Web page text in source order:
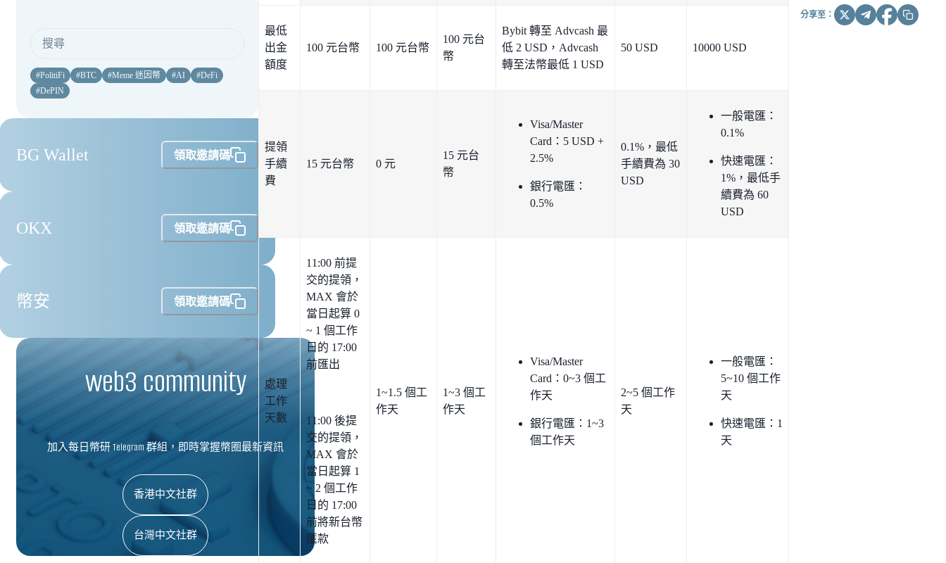
#PolitiFi #BTC #Meme 迷因幣 #AI #DeFi
#DePIN
BG Wallet 領取邀請碼
OKX 領取邀請碼
幣安 領取邀請碼
web3 community
加入每日幣研 Telegram 群組，即時掌握幣圈最新資訊
香港中文社群
台灣中文社群
最低
出金
額度
100 元台幣 100 元台幣
100 元台
幣
Bybit 轉至 Advcash 最
低 2 USD，Advcash
轉至法幣最低 1 USD
50 USD 10000 USD
提領
手續
費
15 元台幣 0 元
15 元台
幣
Visa/Master
Card：5 USD +
2.5%
銀行電匯：
0.5%
0.1%，最低
手續費為 30
USD
一般電匯：
0.1%
快速電匯：
1%，最低手
續費為 60
USD
處理
工作
天數
11:00 前提
交的提領，
MAX 會於
當日起算 0
~ 1 個工作
日的 17:00
前匯出
11:00 後提
交的提領，
MAX 會於
當日起算 1
~ 2 個工作
日的 17:00
前將新台幣
匯款
1~1.5 個工
作天
1~3 個工
作天
Visa/Master
Card：0~3 個工
作天
銀行電匯：1~3
個工作天
2~5 個工作
天
一般電匯：
5~10 個工作
天
快速電匯：1
天
分享至：